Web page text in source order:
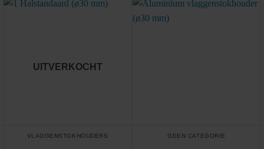
UITVERKOCHT
VLAGGENSTOKHOUDERS GEEN CATEGORIE